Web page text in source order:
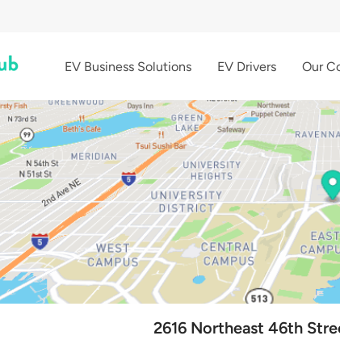
EV Business Solutions EV Drivers Our
2616 Northeast 46th